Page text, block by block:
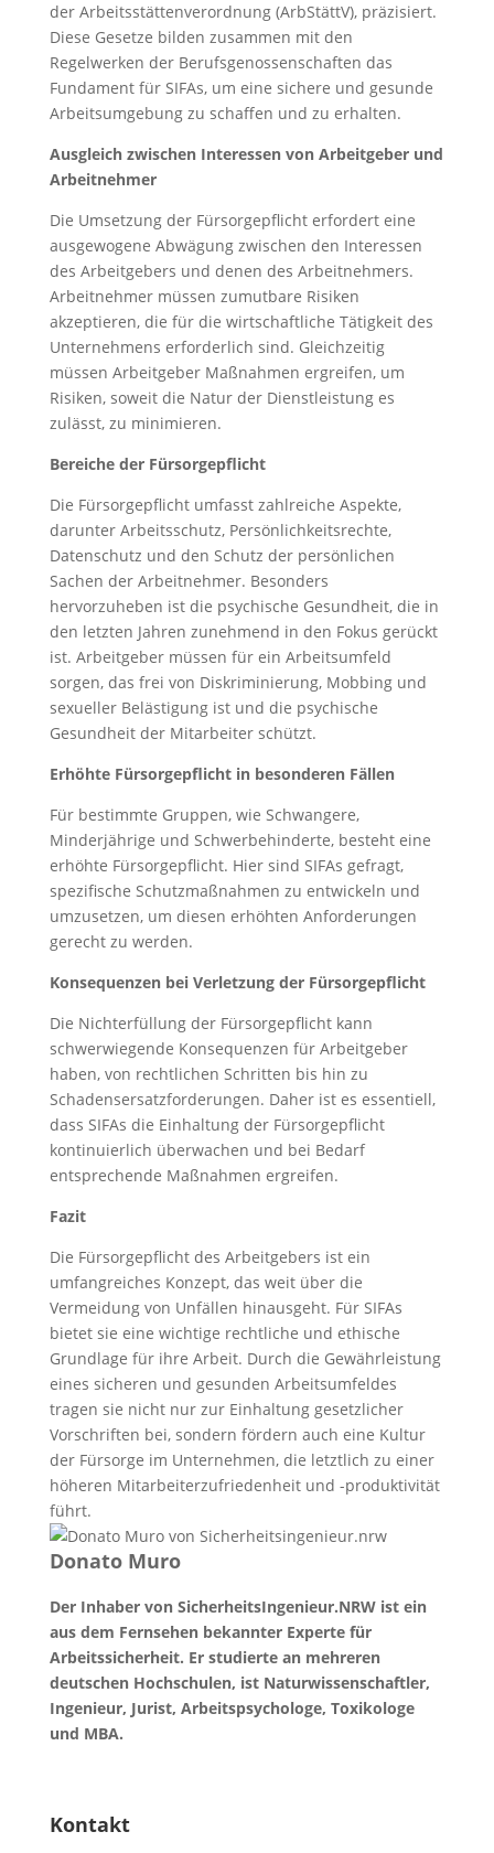
der Arbeitsstättenverordnung (ArbStättV), präzisiert.
Diese Gesetze bilden zusammen mit den
Regelwerken der Berufsgenossenschaften das
Fundament für SIFAs, um eine sichere und gesunde
Arbeitsumgebung zu schaffen und zu erhalten.
Ausgleich zwischen Interessen von Arbeitgeber und
Arbeitnehmer
Die Umsetzung der Fürsorgepflicht erfordert eine
ausgewogene Abwägung zwischen den Interessen
des Arbeitgebers und denen des Arbeitnehmers.
Arbeitnehmer müssen zumutbare Risiken
akzeptieren, die für die wirtschaftliche Tätigkeit des
Unternehmens erforderlich sind. Gleichzeitig
müssen Arbeitgeber Maßnahmen ergreifen, um
Risiken, soweit die Natur der Dienstleistung es
zulässt, zu minimieren.
Bereiche der Fürsorgepflicht
Die Fürsorgepflicht umfasst zahlreiche Aspekte,
darunter Arbeitsschutz, Persönlichkeitsrechte,
Datenschutz und den Schutz der persönlichen
Sachen der Arbeitnehmer. Besonders
hervorzuheben ist die psychische Gesundheit, die in
den letzten Jahren zunehmend in den Fokus gerückt
ist. Arbeitgeber müssen für ein Arbeitsumfeld
sorgen, das frei von Diskriminierung, Mobbing und
sexueller Belästigung ist und die psychische
Gesundheit der Mitarbeiter schützt.
Erhöhte Fürsorgepflicht in besonderen Fällen
Für bestimmte Gruppen, wie Schwangere,
Minderjährige und Schwerbehinderte, besteht eine
erhöhte Fürsorgepflicht. Hier sind SIFAs gefragt,
spezifische Schutzmaßnahmen zu entwickeln und
umzusetzen, um diesen erhöhten Anforderungen
gerecht zu werden.
Konsequenzen bei Verletzung der Fürsorgepflicht
Die Nichterfüllung der Fürsorgepflicht kann
schwerwiegende Konsequenzen für Arbeitgeber
haben, von rechtlichen Schritten bis hin zu
Schadensersatzforderungen. Daher ist es essentiell,
dass SIFAs die Einhaltung der Fürsorgepflicht
kontinuierlich überwachen und bei Bedarf
entsprechende Maßnahmen ergreifen.
Fazit
Die Fürsorgepflicht des Arbeitgebers ist ein
umfangreiches Konzept, das weit über die
Vermeidung von Unfällen hinausgeht. Für SIFAs
bietet sie eine wichtige rechtliche und ethische
Grundlage für ihre Arbeit. Durch die Gewährleistung
eines sicheren und gesunden Arbeitsumfeldes
tragen sie nicht nur zur Einhaltung gesetzlicher
Vorschriften bei, sondern fördern auch eine Kultur
der Fürsorge im Unternehmen, die letztlich zu einer
höheren Mitarbeiterzufriedenheit und -produktivität
führt.
Donato Muro
Der Inhaber von SicherheitsIngenieur.NRW ist ein
aus dem Fernsehen bekannter Experte für
Arbeitssicherheit. Er studierte an mehreren
deutschen Hochschulen, ist Naturwissenschaftler,
Ingenieur, Jurist, Arbeitspsychologe, Toxikologe
und MBA.
Kontakt